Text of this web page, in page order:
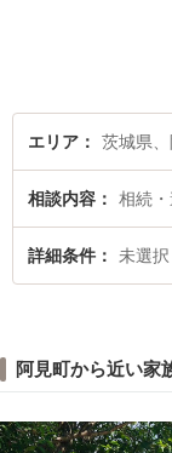
エリア 茨城県
相談内容 相続
詳細条件 未選択
阿見町から近い家